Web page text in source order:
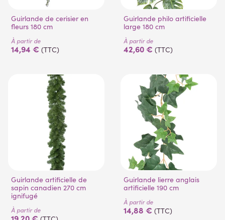
Guirlande de cerisier en
fleurs 180 cm
À partir de
14,94 € (TTC)
Guirlande philo artificielle
large 180 cm
À partir de
42,60 € (TTC)
Guirlande artificielle de
sapin canadien 270 cm
ignifugé
À partir de
Guirlande lierre anglais
artificielle 190 cm
À partir de
14,88 € (TTC)